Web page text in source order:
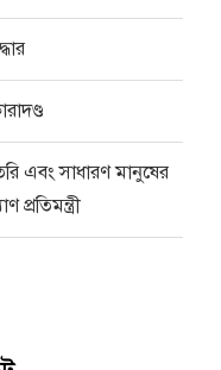
এবং সাধারণ মানুষের